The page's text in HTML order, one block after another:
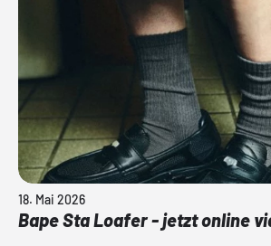
18. Mai 2026
Bape Sta Loafer - jetzt online